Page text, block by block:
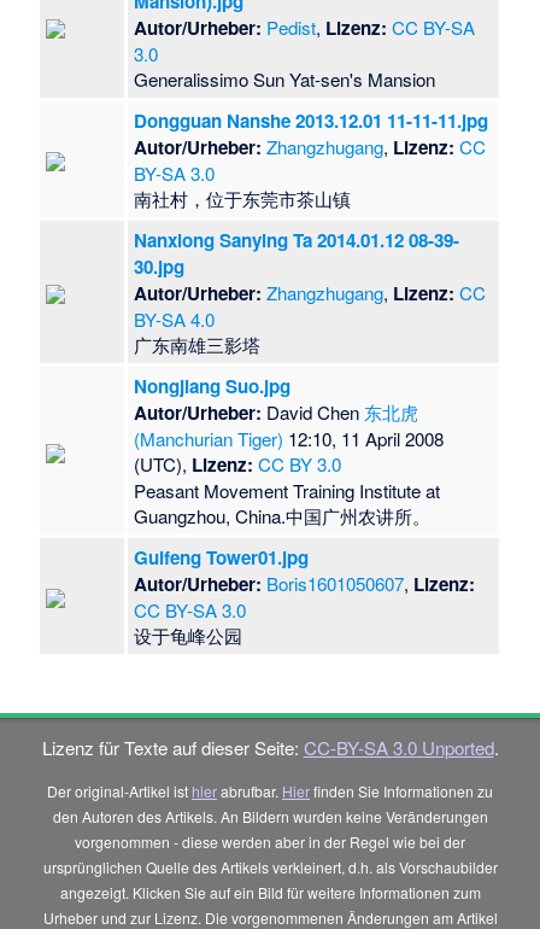
Autor/Urheber: Pedist, Lizenz: CC BY-SA
3.0
Generalissimo Sun Yat-sen's Mansion
Dongguan Nanshe 2013.12.01 11-11-11.jpg
Autor/Urheber: Zhangzhugang, Lizenz: CC
BY-SA 3.0
南社村，位于东莞市茶山镇
Nanxiong Sanying Ta 2014.01.12 08-39-
30.jpg
Autor/Urheber: Zhangzhugang, Lizenz: CC
BY-SA 4.0
广东南雄三影塔
Nongjiang Suo.jpg
Autor/Urheber: David Chen 东北虎
(Manchurian Tiger) 12:10, 11 April 2008
(UTC), Lizenz: CC BY 3.0
Peasant Movement Training Institute at
Guangzhou, China.中国广州农讲所。
Guifeng Tower01.jpg
Autor/Urheber: Boris1601050607, Lizenz:
CC BY-SA 3.0
​设于龟峰公园
Lizenz für Texte auf dieser Seite: CC-BY-SA 3.0 Unported.
Der original-Artikel ist hierabrufbar. Hierfinden Sie Informationen zu
den Autoren des Artikels. An Bildern wurden keine Veränderungen
vorgenommen - diese werden aber in der Regel wie bei der
ursprünglichen Quelle des Artikels verkleinert, d.h. als Vorschaubilder
angezeigt. Klicken Sie auf ein Bild für weitere Informationen zum
Urheber und zur Lizenz. Die vorgenommenen Änderungen am Artikel